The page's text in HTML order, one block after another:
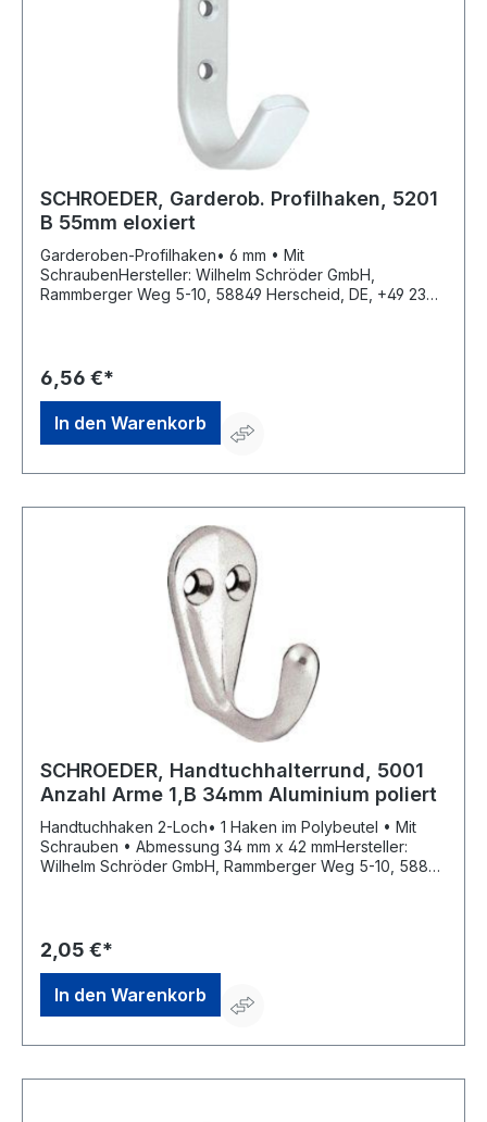
SCHROEDER, Garderob. Profilhaken, 5201
B 55mm eloxiert
Garderoben-Profilhaken• 6 mm • Mit
SchraubenHersteller: Wilhelm Schröder GmbH,
Rammberger Weg 5-10, 58849 Herscheid, DE, +49 2357
6,56 €*
In den Warenkorb
SCHROEDER, Handtuchhalterrund, 5001
Anzahl Arme 1,B 34mm Aluminium poliert
Handtuchhaken 2-Loch• 1 Haken im Polybeutel • Mit
Schrauben • Abmessung 34 mm x 42 mmHersteller:
Wilhelm Schröder GmbH, Rammberger Weg 5-10, 58849
2,05 €*
In den Warenkorb